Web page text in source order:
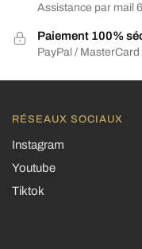
Assistance par mail
Paiement 100%
PayPal / MasterCard
RÉSEAUX SOCIAUX
Instagram
Youtube
Tiktok